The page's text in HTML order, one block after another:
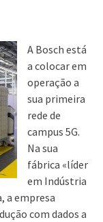
A Bosch está
a colocar em
operação a
sua primeira
rede de
campus 5G.
Na sua
fábrica «líder
em Indústria
a empresa
com dados a